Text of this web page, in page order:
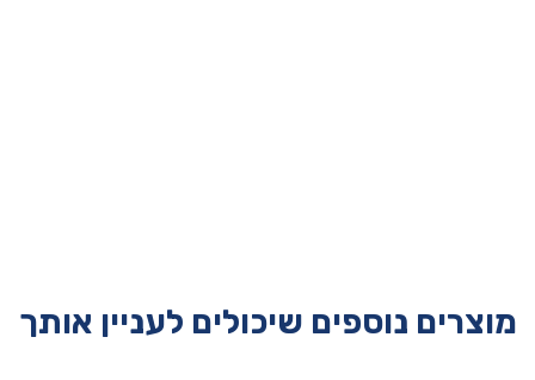
מוצרים נוספים שיכולים לעניין אותך